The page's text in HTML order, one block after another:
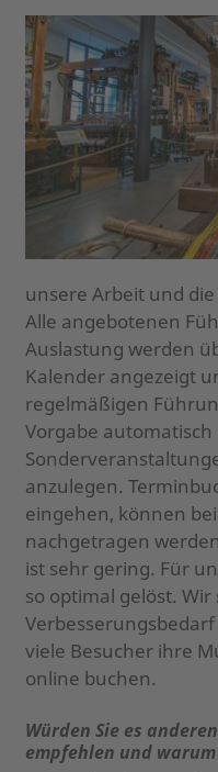
unsere Arbeit und
Alle angebotenen
Auslastung werden
Kalender angezeigt
regelmäßigen
Vorgabe
anzulegen.
eingehen, können
nachgetragen
ist sehr gering. Für
so optimal gelöst.
viele Besucher ihre
online buchen.
Würden Sie es
empfehlen und